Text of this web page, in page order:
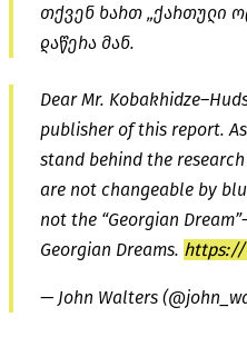
თქვენ ხართ „ქართული
დაწერა მან.
Dear Mr.
publisher of this report.
stand behind the
are not changeable by
not the “Georgian
Georgian Dreams. https://
— John Walters